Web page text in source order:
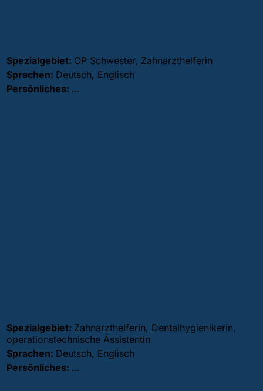
Spezialgebiet: OP Schwester, Zahnarzthelferin
Sprachen: Deutsch, Englisch
Persönliches: …
Spezialgebiet: Zahnarzthelferin, Dentalhygienikerin,
operationstechnische Assistentin
Sprachen: Deutsch, Englisch
Persönliches: …